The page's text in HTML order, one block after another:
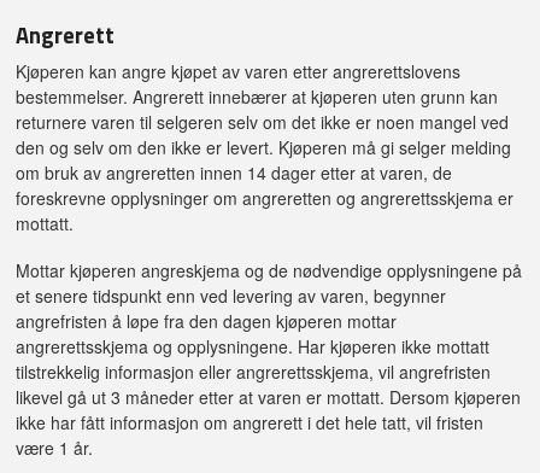
Angrerett
Kjøperen kan angre kjøpet av varen etter angrerettslovens
bestemmelser. Angrerett innebærer at kjøperen uten grunn kan
returnere varen til selgeren selv om det ikke er noen mangel ved
den og selv om den ikke er levert. Kjøperen må gi selger melding
om bruk av angreretten innen 14 dager etter at varen, de
foreskrevne opplysninger om angreretten og angrerettsskjema er
mottatt.
Mottar kjøperen angreskjema og de nødvendige opplysningene på
et senere tidspunkt enn ved levering av varen, begynner
angrefristen å løpe fra den dagen kjøperen mottar
angrerettsskjema og opplysningene. Har kjøperen ikke mottatt
tilstrekkelig informasjon eller angrerettsskjema, vil angrefristen
likevel gå ut 3 måneder etter at varen er mottatt. Dersom kjøperen
ikke har fått informasjon om angrerett i det hele tatt, vil fristen
være 1 år.